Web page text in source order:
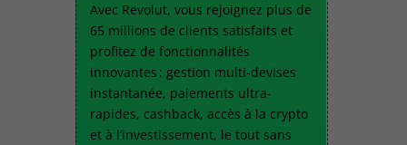
Avec Revolut, vous rejoignez plus de
65 millions de clients satisfaits et
profitez de fonctionnalités
innovantes : gestion multi-devises
instantanée, paiements ultra-
rapides, cashback, accès à la crypto
et à l’investissement, le tout sans